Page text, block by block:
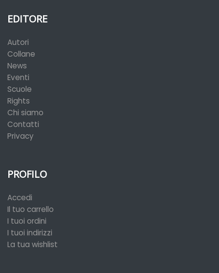
EDITORE
Autori
Collane
News
Eventi
Scuole
Rights
Chi siamo
Contatti
Privacy
PROFILO
Accedi
Il tuo carrello
I tuoi ordini
I tuoi indirizzi
La tua wishlist